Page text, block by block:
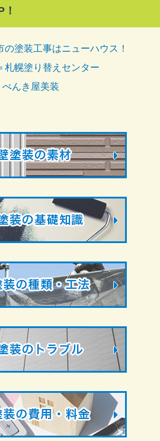
塗装工事はニューハウス！
札幌塗り替えセンター
んき屋美装